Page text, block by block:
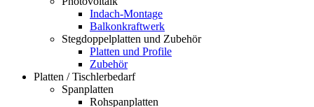
Indach-Montage
Balkonkraftwerk
Stegdoppelplatten und Zubehör
Platten und Profile
Zubehör
Platten / Tischlerbedarf
Spanplatten
Rohspanplatten